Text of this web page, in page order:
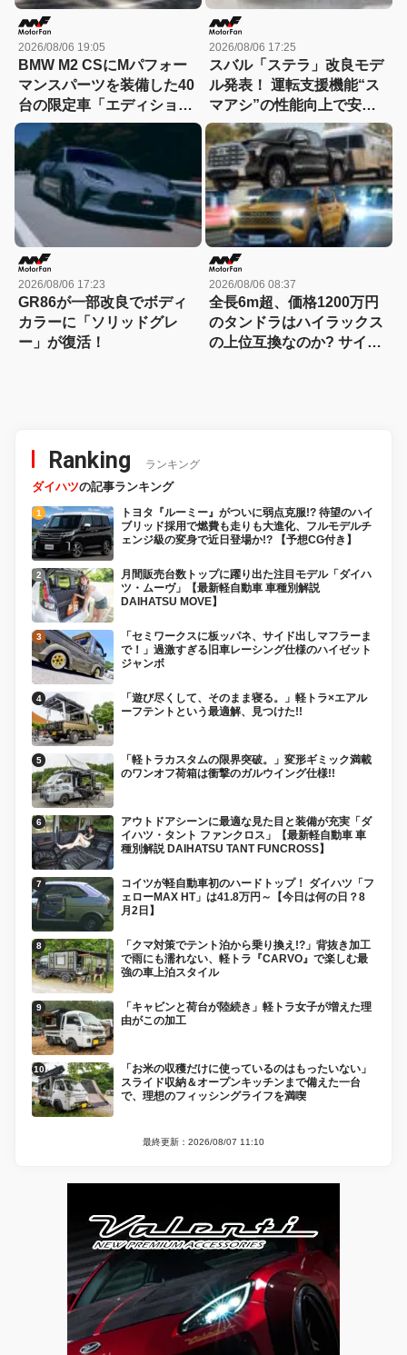
2026/08/06 19:05
BMW M2 CSにMパフォー
マンスパーツを装備した40
台の限定車「エディショ
ン・エッジ」が登場！
2026/08/06 17:25
スバル「ステラ」改良モデ
ル発表！ 運転支援機能“ス
マアシ”の性能向上で安心
感さらにアップ
2026/08/06 17:23
GR86が一部改良でボディ
カラーに「ソリッドグレ
ー」が復活！
2026/08/06 08:37
全長6m超、価格1200万円
のタンドラはハイラックス
の上位互換なのか? サイ
Ranking ランキング
ダイハツの記事ランキング
トヨタ『ルーミー』がついに弱点克服!? 待望のハイ
ブリッド採用で燃費も走りも大進化、フルモデルチ
ェンジ級の変身で近日登場か!? 【予想CG付き】
月間販売台数トップに躍り出た注目モデル「ダイハ
ツ・ムーヴ」【最新軽自動車 車種別解説
DAIHATSU MOVE】
「セミワークスに板ッパネ、サイド出しマフラーま
で！」過激すぎる旧車レーシング仕様のハイゼット
ジャンボ
「遊び尽くして、そのまま寝る。」軽トラ×エアル
ーフテントという最適解、見つけた!!
「軽トラカスタムの限界突破。」変形ギミック満載
のワンオフ荷箱は衝撃のガルウイング仕様!!
アウトドアシーンに最適な見た目と装備が充実「ダ
イハツ・タント ファンクロス」【最新軽自動車 車
種別解説 DAIHATSU TANT FUNCROSS】
コイツが軽自動車初のハードトップ！ ダイハツ「フ
ェローMAX HT」は41.8万円～【今日は何の日？8
月2日】
「クマ対策でテント泊から乗り換え!?」背抜き加工
で雨にも濡れない、軽トラ『CARVO』で楽しむ最
強の車上泊スタイル
「キャビンと荷台が陸続き」軽トラ女子が増えた理
由がこの加工
「お米の収穫だけに使っているのはもったいない」
スライド収納＆オープンキッチンまで備えた一台
で、理想のフィッシングライフを満喫
最終更新：2026/08/07 11:10